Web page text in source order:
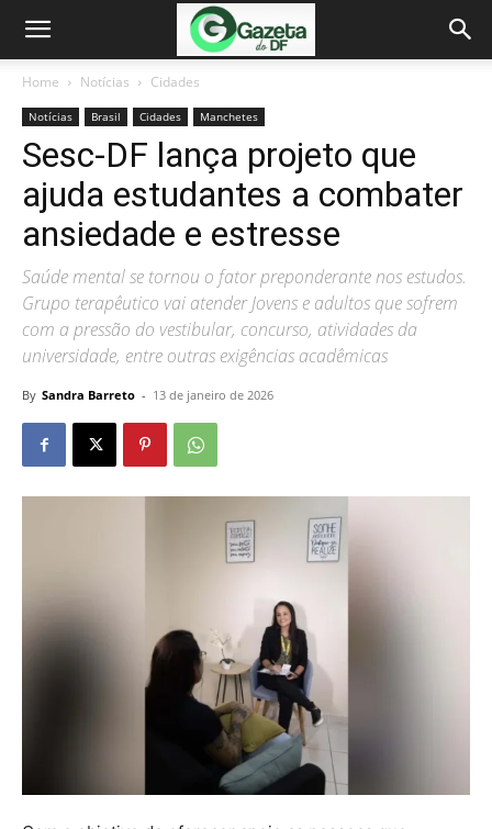
Home Notícias Cidades
Notícias Brasil Cidades Manchetes
Sesc-DF lança projeto que
ajuda estudantes a combater
ansiedade e estresse
Saúde mental se tornou o fator preponderante nos estudos.
Grupo terapêutico vai atender Jovens e adultos que sofrem
com a pressão do vestibular, concurso, atividades da
universidade, entre outras exigências acadêmicas
By Sandra Barreto - 13 de janeiro de 2026